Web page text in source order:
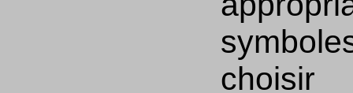
choisir